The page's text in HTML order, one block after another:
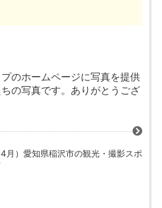
のホームページに写真を提供
の写真です。ありがとうござ
月）愛知県稲沢市の観光・撮影スポ